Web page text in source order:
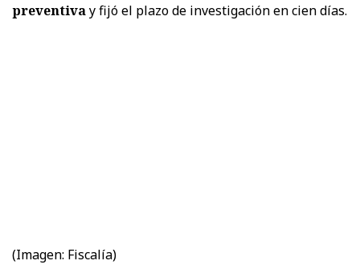
preventivay fijó el plazo de investigación en cien días.
(Imagen: Fiscalía)